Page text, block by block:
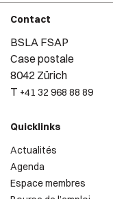
Contact
BSLA FSAP
Case postale
8042 Zürich
T +41 32 968 88 89
Quicklinks
Actualités
Agenda
Espace membres